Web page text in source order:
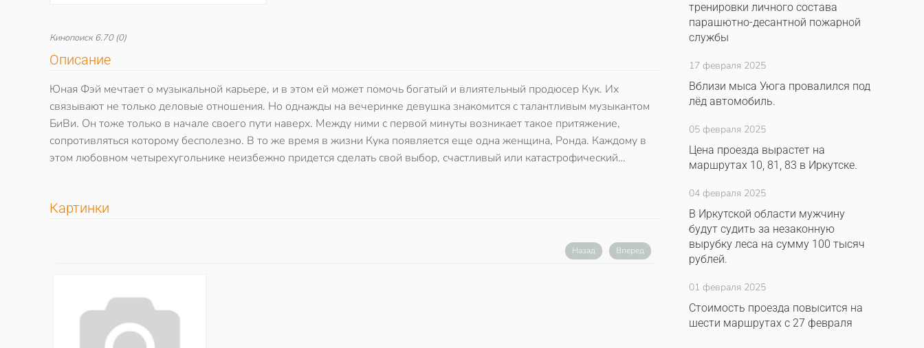
Кинопоиск 6.70(0)
Описание
Юная Фэй мечтает о музыкальной карьере, и в этом ей может помочь богатый и влиятельный продюсер Кук. Их
связывают не только деловые отношения. Но однажды на вечеринке девушка знакомится с талантливым музыкантом
БиВи. Он тоже только в начале своего пути наверх. Между ними с первой минуты возникает такое притяжение,
сопротивляться которому бесполезно. В то же время в жизни Кука появляется еще одна женщина, Ронда. Каждому в
этом любовном четырехугольнике неизбежно придется сделать свой выбор, счастливый или катастрофический…
Картинки
Назад Вперед
тренировки личного состава
парашютно-десантной пожарной
службы
17 февраля 2025
Вблизи мыса Уюга провалился под
лёд автомобиль.
05 февраля 2025
Цена проезда вырастет на
маршрутах 10, 81, 83 в Иркутске.
04 февраля 2025
В Иркутской области мужчину
будут судить за незаконную
вырубку леса на сумму 100 тысяч
рублей.
01 февраля 2025
Стоимость проезда повысится на
шести маршрутах с 27 февраля